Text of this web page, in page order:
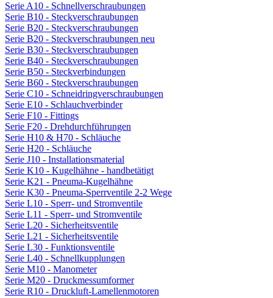
Serie A10 - Schnellverschraubungen
Serie B10 - Steckverschraubungen
Serie B20 - Steckverschraubungen
Serie B20 - Steckverschraubungen neu
Serie B30 - Steckverschraubungen
Serie B40 - Steckverschraubungen
Serie B50 - Steckverbindungen
Serie B60 - Steckverschraubungen
Serie C10 - Schneidringverschraubungen
Serie E10 - Schlauchverbinder
Serie F10 - Fittings
Serie F20 - Drehdurchführungen
Serie H10 & H70 - Schläuche
Serie H20 - Schläuche
Serie J10 - Installationsmaterial
Serie K10 - Kugelhähne - handbetätigt
Serie K21 - Pneuma-Kugelhähne
Serie K30 - Pneuma-Sperrventile 2-2 Wege
Serie L10 - Sperr- und Stromventile
Serie L11 - Sperr- und Stromventile
Serie L20 - Sicherheitsventile
Serie L21 - Sicherheitsventile
Serie L30 - Funktionsventile
Serie L40 - Schnellkupplungen
Serie M10 - Manometer
Serie M20 - Druckmessumformer
Serie R10 - Druckluft-Lamellenmotoren